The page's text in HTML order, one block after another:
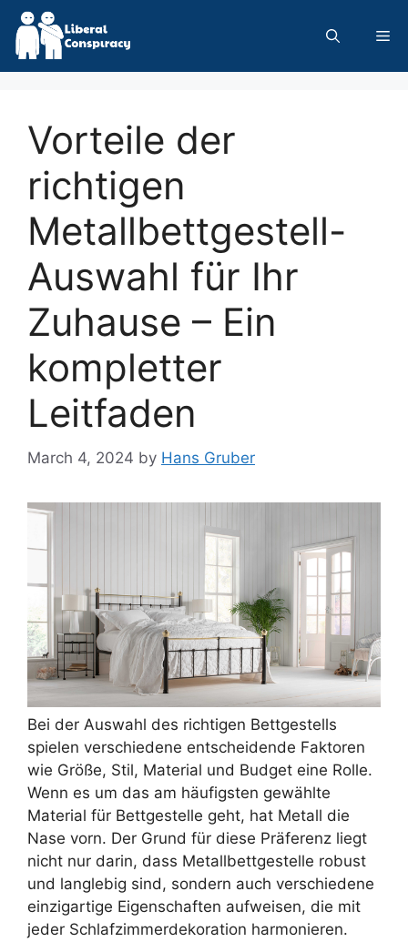
Skip
content
Vorteile der
richtigen
Metallbettgestell-
Auswahl für Ihr
Zuhause – Ein
kompletter
Leitfaden
March 4, 2024 by Hans Gruber
Bei der Auswahl des richtigen Bettgestells
spielen verschiedene entscheidende Faktoren
wie Größe, Stil, Material und Budget eine Rolle.
Wenn es um das am häufigsten gewählte
Material für Bettgestelle geht, hat Metall die
Nase vorn. Der Grund für diese Präferenz liegt
nicht nur darin, dass Metallbettgestelle robust
und langlebig sind, sondern auch verschiedene
einzigartige Eigenschaften aufweisen, die mit
jeder Schlafzimmerdekoration harmonieren.